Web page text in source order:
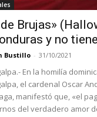
Brujas»
y no
Bustillo - 31/10/2021
En la homilía
el cardenal Oscar
manifestó que, «el
del verdadero amor